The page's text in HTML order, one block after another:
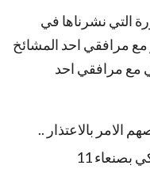
التي نشرناها في
مع مرافقي احد المشائخ
مع مرافقي احد
الامر بالاعتذار ..